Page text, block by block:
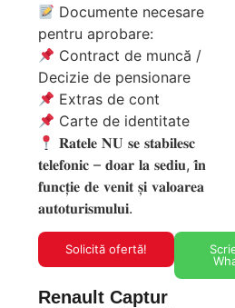
Renault Captur
Documente necesare
pentru aprobare:
Contract de muncă /
Decizie de pensionare
Extras de cont
Carte de identitate
𝐑𝐚𝐭𝐞𝐥𝐞 𝐍𝐔 𝐬𝐞 𝐬𝐭𝐚𝐛𝐢𝐥𝐞𝐬𝐜
𝐭𝐞𝐥𝐞𝐟𝐨𝐧𝐢𝐜 – 𝐝𝐨𝐚𝐫 𝐥𝐚 𝐬𝐞𝐝𝐢𝐮, 𝐢̂𝐧
𝐟𝐮𝐧𝐜𝐭̦𝐢𝐞 𝐝𝐞 𝐯𝐞𝐧𝐢𝐭 𝐬̦𝐢 𝐯𝐚𝐥𝐨𝐚𝐫𝐞𝐚
𝐚𝐮𝐭𝐨𝐭𝐮𝐫𝐢𝐬𝐦𝐮𝐥𝐮𝐢.
Solicită ofertă!